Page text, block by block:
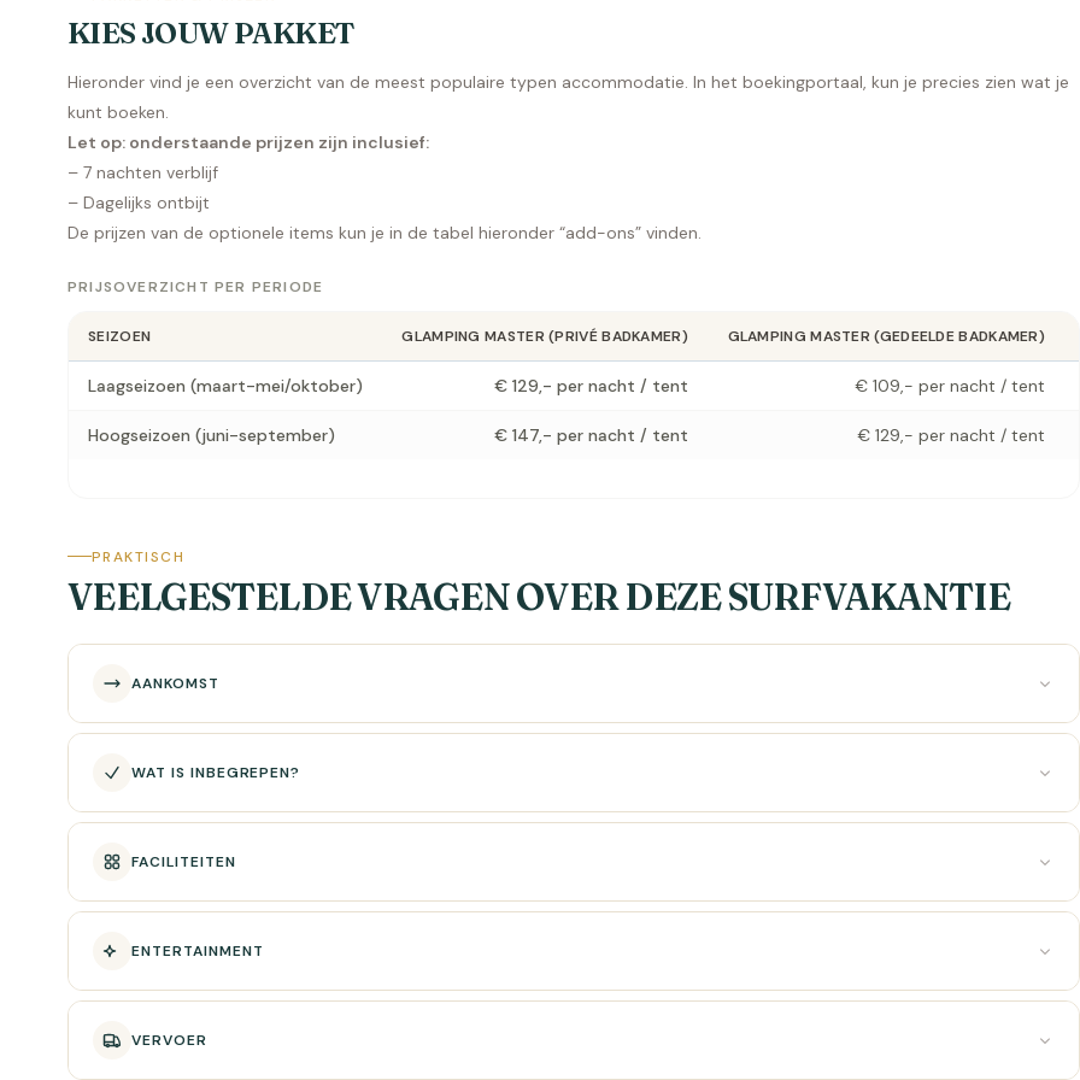
KIES JOUW PAKKET
Hieronder vind je een overzicht van de meest populaire typen accommodatie. In het boekingportaal, kun je precies zien wat je
kunt boeken.
Let op: onderstaande prijzen zijn inclusief:
– 7 nachten verblijf
– Dagelijks ontbijt
De prijzen van de optionele items kun je in de tabel hieronder “add-ons” vinden.
PRIJSOVERZICHT PER PERIODE
SEIZOEN GLAMPING MASTER (PRIVÉ BADKAMER) GLAMPING MASTER (GEDEELDE BADKAMER)
Laagseizoen (maart-mei/oktober) € 129,- per nacht / tent € 109,- per nacht / tent
Hoogseizoen (juni-september) € 147,- per nacht / tent € 129,- per nacht / tent
PRAKTISCH
VEELGESTELDE VRAGEN OVER DEZE SURFVAKANTIE
AANKOMST
WAT IS INBEGREPEN?
FACILITEITEN
ENTERTAINMENT
VERVOER